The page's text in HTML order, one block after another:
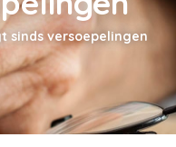
sinds versoepelingen